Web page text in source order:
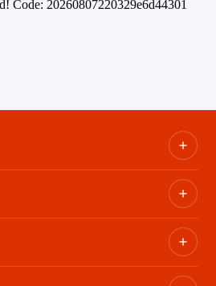
Code: 20260807220329e6d44301
bandes annonces